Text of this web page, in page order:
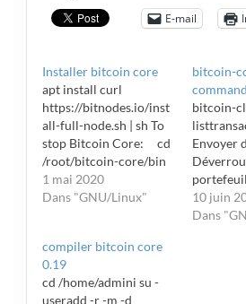
E-mail
Installer bitcoin core
apt install curl
https://bitnodes.io/inst
all-full-node.sh | sh To
stop Bitcoin Core: cd
/root/bitcoin-core/bin
&& ./stop.sh To start
Bitcoin Core again:
To use bitcoin-cli
program: cd
/root/bitcoin-core/bin
1 mai 2020
Dans "GNU/Linux"
bitcoin-
bitcoin-
Envoyer
10 juin
Dans
compiler bitcoin core
0.19
cd /home/admini su -
useradd -r -m -d